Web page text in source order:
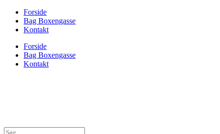
Forside
Bag Boxengasse
Kontakt
Forside
Bag Boxengasse
Kontakt